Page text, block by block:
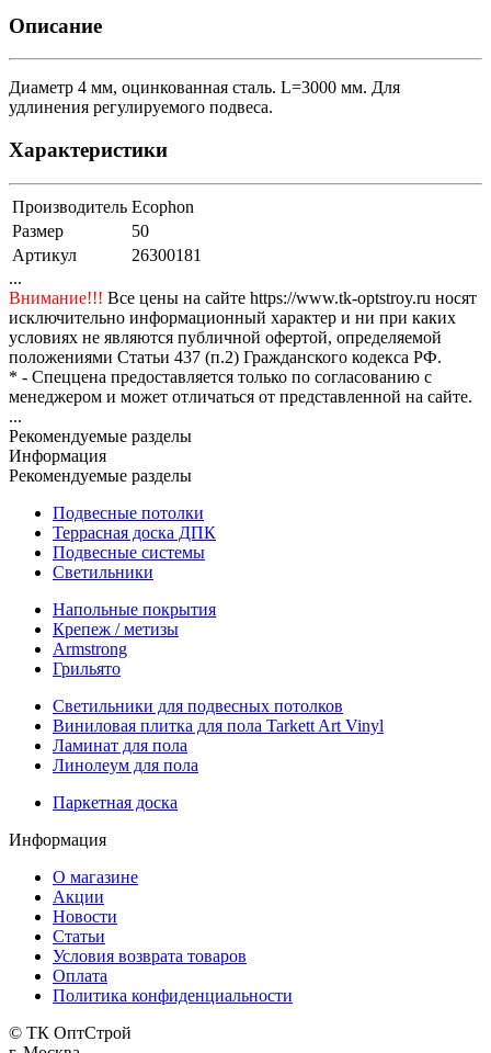
Описание
Диаметр 4 мм, оцинкованная сталь. L=3000 мм. Для
удлинения регулируемого подвеса.
Характеристики
Производитель Ecophon
Размер
50
Артикул
26300181
...
Внимание!!! Все цены на сайте https://www.tk-optstroy.ru носят
исключительно информационный характер и ни при каких
условиях не являются публичной офертой, определяемой
положениями Статьи 437 (п.2) Гражданского кодекса РФ.
* - Спеццена предоставляется только по согласованию с
менеджером и может отличаться от представленной на сайте.
...
Рекомендуемые разделы
Информация
Рекомендуемые разделы
Подвесные потолки
Террасная доска ДПК
Подвесные системы
Светильники
Напольные покрытия
Крепеж / метизы
Armstrong
Грильято
Светильники для подвесных потолков
Виниловая плитка для пола Tarkett Art Vinyl
Ламинат для пола
Линолеум для пола
Паркетная доска
Информация
О магазине
Акции
Новости
Статьи
Условия возврата товаров
Оплата
Политика конфиденциальности
© ТК ОптСтрой